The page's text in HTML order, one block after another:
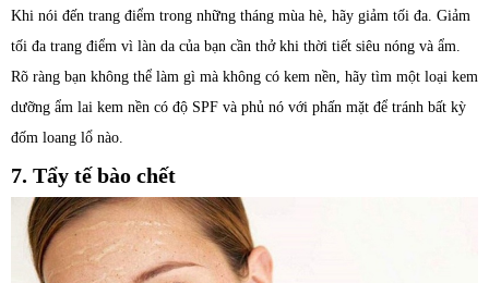
Khi nói đến trang điểm trong những tháng mùa hè, hãy giảm tối đa. Giảm
tối đa trang điểm vì làn da của bạn cần thở khi thời tiết siêu nóng và ẩm.
Rõ ràng bạn không thể làm gì mà không có kem nền, hãy tìm một loại kem
dưỡng ẩm lai kem nền có độ SPF và phủ nó với phấn mặt để tránh bất kỳ
đốm loang lổ nào.
7. Tẩy tế bào chết